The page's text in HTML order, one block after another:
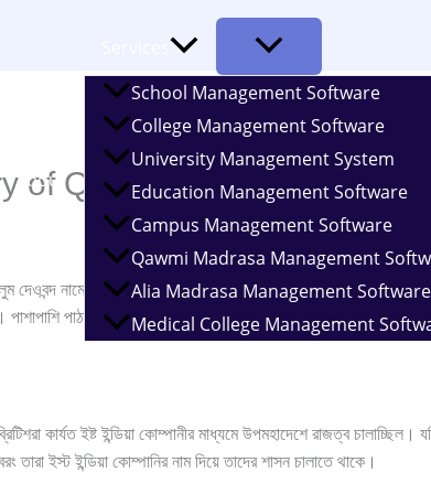
About
School Management Software
College Management Software
University Management System
Education Management Software
Campus Management Software
Qawmi Madrasa Management
Alia Madrasa Management Software
Medical College Management
of Qawmi Madrasa
নামে সর্বপ্রথম একটি মাদ্রাসা প্রতিষ্ঠিত হয়। দেওবন্দ মাদ্রাসা
পাঠশালা সফট কিভাবে কওমি মাদ্রাসার আধুনিকায়নে ভূমিকা রাখতে
কার্যত ইষ্ট ইন্ডিয়া কোম্পানীর মাধ্যমে উপমহাদেশে রাজত্ব
তারা ইস্ট ইন্ডিয়া কোম্পানির নাম দিয়ে তাদের শাসন চালাতে থাকে।